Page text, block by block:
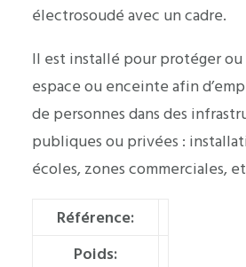
électrosoudé avec un cadre.
Il est installé pour protéger
espace ou enceinte afin
de personnes dans des
publiques ou privées :
écoles, zones commerciales,
Référence:
Poids: